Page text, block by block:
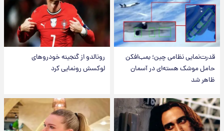
قدرت‌نمایی نظامی چین؛ بمب‌افکن
حامل موشک هسته‌ای در آسمان
ظاهر شد
رونالدو از گنجینه خودروهای
لوکسش رونمایی کرد